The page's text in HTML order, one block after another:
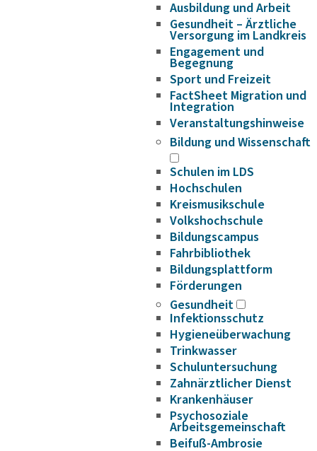
Ausbildung und Arbeit
Gesundheit – Ärztliche
Versorgung im Landkreis
Engagement und
Begegnung
Sport und Freizeit
FactSheet Migration und
Integration
Veranstaltungshinweise
Bildung und Wissenschaft
Schulen im LDS
Hochschulen
Kreismusikschule
Volkshochschule
Bildungscampus
Fahrbibliothek
Bildungsplattform
Förderungen
Gesundheit
Infektionsschutz
Hygieneüberwachung
Trinkwasser
Schuluntersuchung
Zahnärztlicher Dienst
Krankenhäuser
Psychosoziale
Arbeitsgemeinschaft
Beifuß-Ambrosie